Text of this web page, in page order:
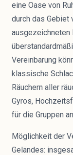
eine Oase von
durch das Gebiet
ausgezeichneten
Vereinbarung
klassische
Räuchern aller
Gyros,
für die Gruppen
Möglichkeit der
Geländes: